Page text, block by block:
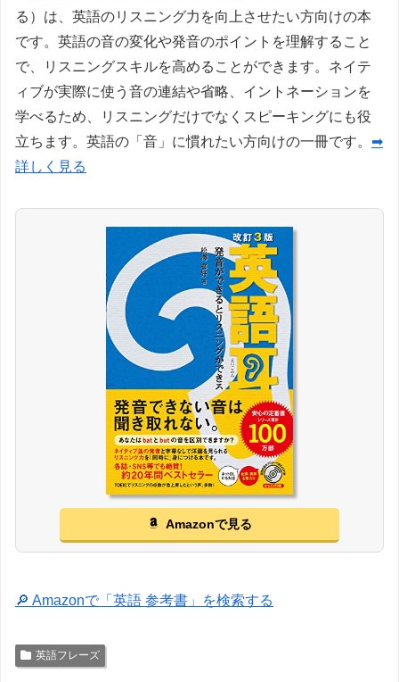
る）は、英語のリスニング力を向上させたい方向けの本
です。英語の音の変化や発音のポイントを理解すること
で、リスニングスキルを高めることができます。ネイテ
ィブが実際に使う音の連結や省略、イントネーションを
学べるため、リスニングだけでなくスピーキングにも役
立ちます。英語の「音」に慣れたい方向けの一冊です。 ➡
詳しく見る
Amazonで見る
🔎 Amazonで「英語 参考書」を検索する
英語フレーズ